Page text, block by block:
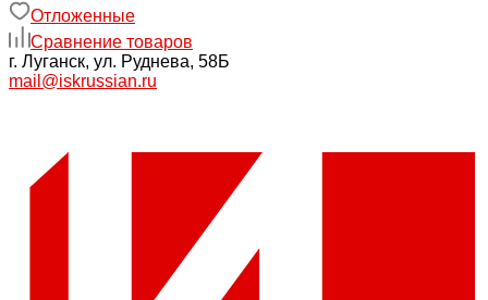
Отложенные
Сравнение товаров
г. Луганск, ул. Руднева, 58Б
mail@iskrussian.ru